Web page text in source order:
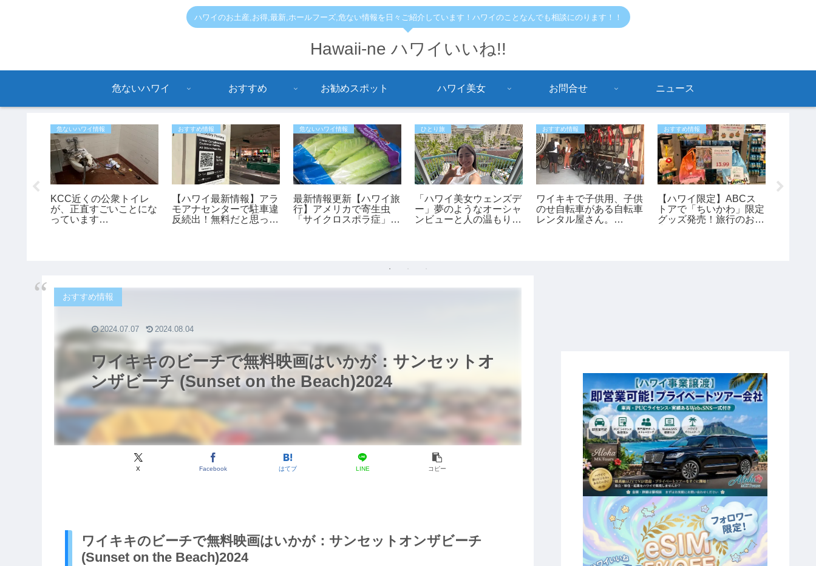
ハワイのお土産,お得,最新,ホールフーズ,危ない情報を日々ご紹介しています！ハワイのことなんでも相談にのります！！
Hawaii-ne ハワイいいね!!
危ないハワイ おすすめ お勧めスポット ハワイ美女 お問合せ ニュース
危ないハワイ情報
KCC近くの公衆トイレ
が、正直すごいことにな
っています…
おすすめ情報
【ハワイ最新情報】アラ
モアナセンターで駐車違
反続出！無料だと思って
危ないハワイ情報
最新情報更新【ハワイ旅
行】アメリカで寄生虫
「サイクロスポラ症」が
ひとり旅
「ハワイ美女ウェンズデ
ー」夢のようなオーシャ
ンビューと人の温もりに
おすすめ情報
ワイキキで子供用、子供
のせ自転車がある自転車
レンタル屋さん。
おすすめ情報
【ハワイ限定】ABCス
トアで「ちいかわ」限定
グッズ発売！旅行のお土
ワイキキのビーチで無料映画はいかが：サンセットオ
ンザビーチ (Sunset on the Beach)2024
おすすめ情報
X Facebook はてブ LINE コピー
2024.07.07 2024.08.04
ワイキキのビーチで無料映画はいかが：サンセットオンザビーチ
(Sunset on the Beach)2024